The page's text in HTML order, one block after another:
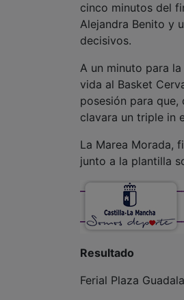
cinco minutos del
Alejandra Benito y
decisivos.
A un minuto para
vida al Basket
posesión para que,
clavara un triple in
La Marea Morada,
junto a la plantilla
Resultado
Ferial Plaza